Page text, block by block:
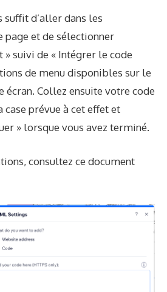
suffit d’aller dans les
page et de sélectionner
» suivi de « Intégrer le code
de menu disponibles sur le
écran. Collez ensuite votre code
case prévue à cet effet et
» lorsque vous avez terminé.
consultez ce document